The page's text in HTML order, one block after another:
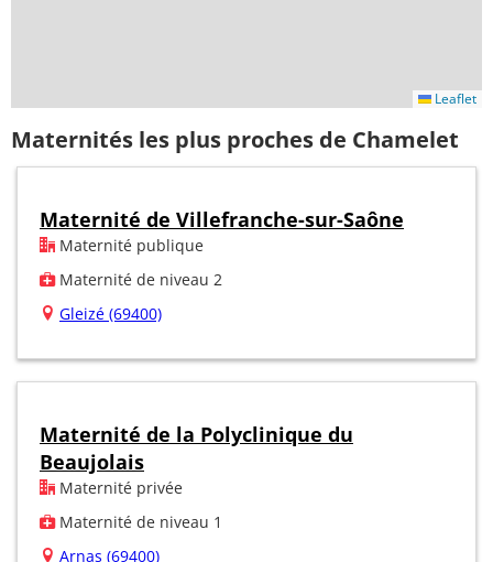
Leaflet
Maternités les plus proches de Chamelet
Maternité de Villefranche-sur-Saône
Maternité publique
Maternité de niveau 2
Gleizé (69400)
Maternité de la Polyclinique du
Beaujolais
Maternité privée
Maternité de niveau 1
Arnas (69400)